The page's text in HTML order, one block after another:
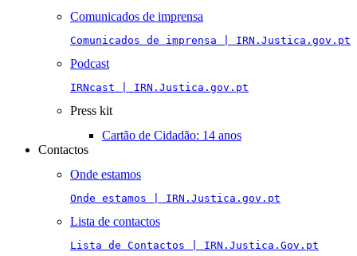
Comunicados de imprensa
Comunicados de imprensa | IRN.Justica.gov.pt
Podcast
IRNcast | IRN.Justica.gov.pt
Press kit
Cartão de Cidadão: 14 anos
Contactos
Onde estamos
Onde estamos | IRN.Justica.gov.pt
Lista de contactos
Lista de Contactos | IRN.Justica.Gov.pt